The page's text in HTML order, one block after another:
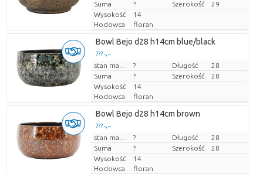
Suma
? Szerokość
29
Wysokość
14
Hodowca
floran
Bowl Bejo d28 h14cm blue/black
??? -,--
Cena za sztukę
? Długość
28
Suma
? Szerokość
28
Wysokość
14
Hodowca
floran
Bowl Bejo d28 h14cm brown
??? -,--
Cena za sztukę
? Długość
28
Suma
? Szerokość
28
Wysokość
14
Hodowca
floran